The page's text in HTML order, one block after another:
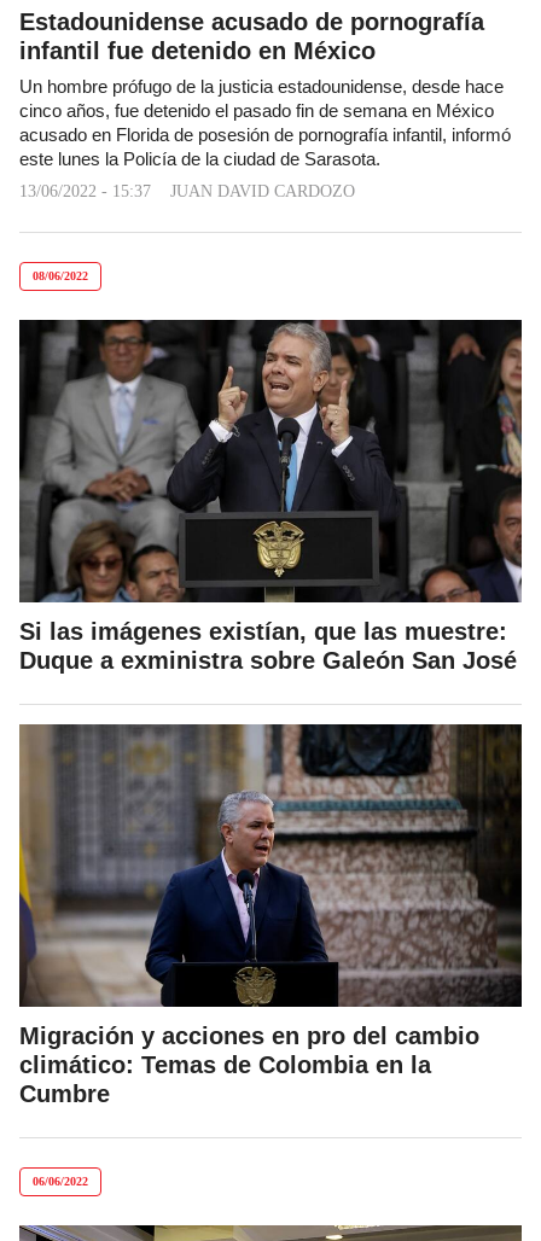
Estadounidense acusado de pornografía
infantil fue detenido en México
Un hombre prófugo de la justicia estadounidense, desde hace
cinco años, fue detenido el pasado fin de semana en México
acusado en Florida de posesión de pornografía infantil, informó
este lunes la Policía de la ciudad de Sarasota.
13/06/2022 - 15:37 JUAN DAVID CARDOZO
08/06/2022
Si las imágenes existían, que las muestre:
Duque a exministra sobre Galeón San José
Migración y acciones en pro del cambio
climático: Temas de Colombia en la
Cumbre
06/06/2022